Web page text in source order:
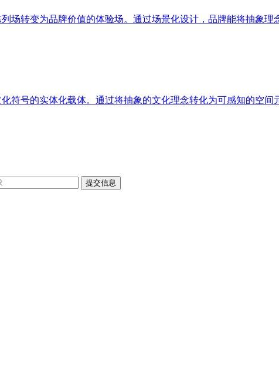
场转变为品牌价值的体验场。通过场景化设计，品牌能将抽象
符号的实体化载体。通过将抽象的文化理念转化为可感知的空间